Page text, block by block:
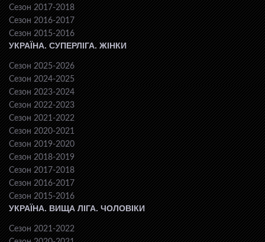
Сезон 2017-2018
Сезон 2016-2017
Сезон 2015-2016
УКРАЇНА. СУПЕРЛІГА. ЖІНКИ
Сезон 2025-2026
Сезон 2024-2025
Сезон 2023-2024
Сезон 2022-2023
Сезон 2021-2022
Сезон 2020-2021
Сезон 2019-2020
Сезон 2018-2019
Сезон 2017-2018
Сезон 2016-2017
Сезон 2015-2016
УКРАЇНА. ВИЩА ЛІГА. ЧОЛОВІКИ
Сезон 2021-2022